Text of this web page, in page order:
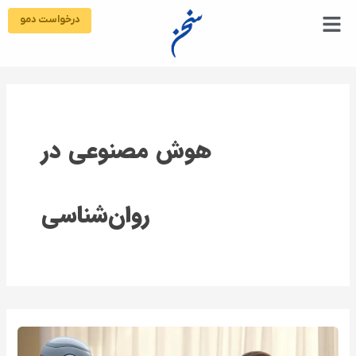
درخواست دمو
هوش مصنوعی در
روان‌شناسی